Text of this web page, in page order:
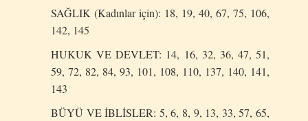
SAĞLIK (Kadınlar için): 18, 19, 40, 67, 75, 106,
142, 145
HUKUK VE DEVLET: 14, 16, 32, 36, 47, 51,
59, 72, 82, 84, 93, 101, 108, 110, 137, 140, 141,
143
BÜYÜ VE İBLİSLER: 5, 6, 8, 9, 13, 33, 57, 65,